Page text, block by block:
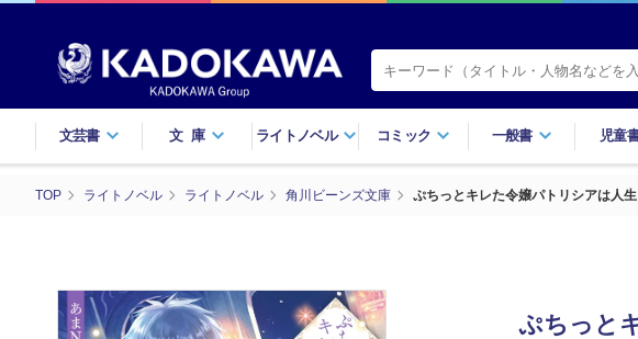
文芸書 文庫 ライトノベル コミック 一般書 児童
TOP ライトノベル ライトノベル 角川ビーンズ文庫 ぷちっとキレた令嬢パトリシアは人
ぷちっと